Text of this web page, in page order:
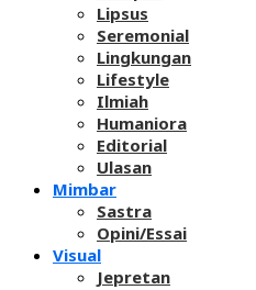
Lipsus
Seremonial
Lingkungan
Lifestyle
Ilmiah
Humaniora
Editorial
Ulasan
Mimbar
Sastra
Opini/Essai
Visual
Jepretan